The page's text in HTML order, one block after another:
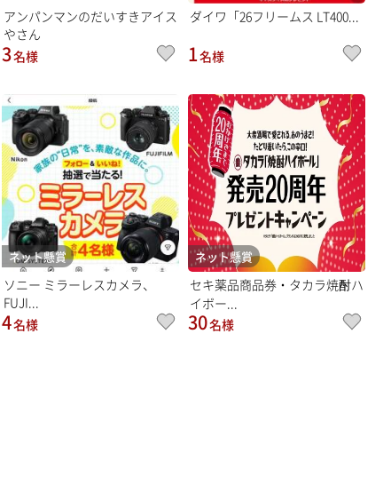
アンパンマンのだいすきアイス
やさん
3名様
ダイワ「26フリームス LT400...
1名様
ネット懸賞
ソニー ミラーレスカメラ、
FUJI...
4名様
ネット懸賞
セキ薬品商品券・タカラ焼酎ハ
イボー...
30名様